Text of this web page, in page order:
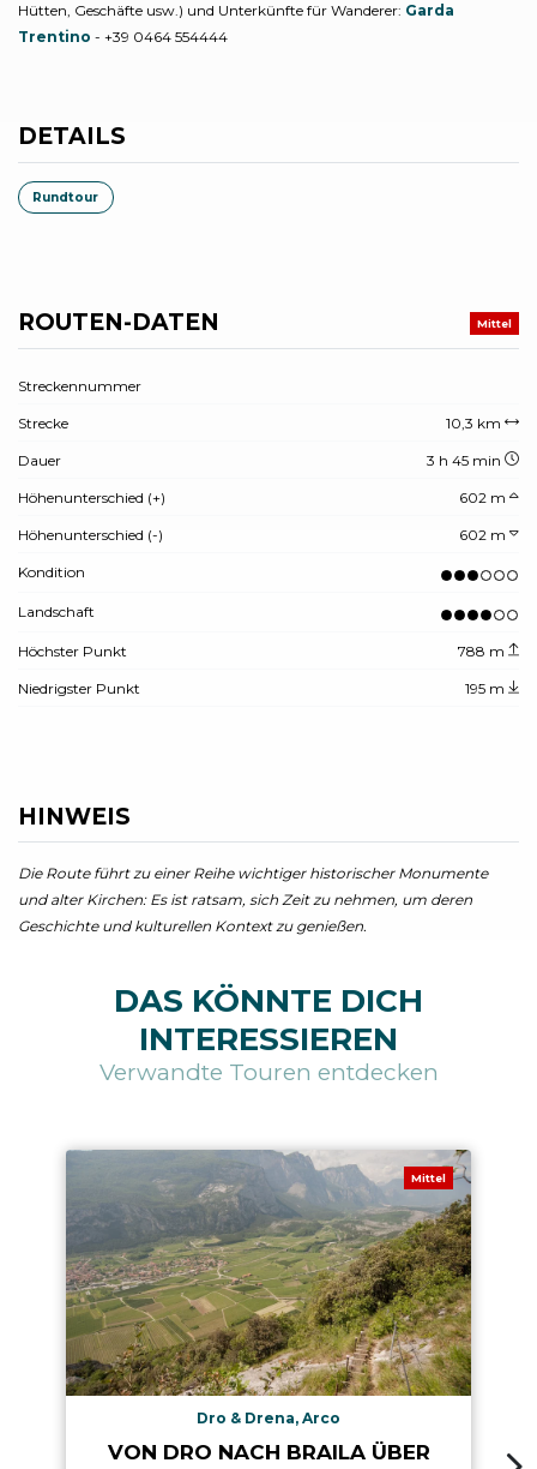
Hütten, Geschäfte usw.) und Unterkünfte für Wanderer: Garda
Trentino - +39 0464 554444
DETAILS
Rundtour
ROUTEN-DATEN Mittel
Streckennummer
Strecke 10,3 km
Dauer 3 h 45 min
Höhenunterschied (+) 602 m
Höhenunterschied (-) 602 m
Kondition
Landschaft
Höchster Punkt 788 m
Niedrigster Punkt 195 m
HINWEIS
Die Route führt zu einer Reihe wichtiger historischer Monumente
und alter Kirchen: Es ist ratsam, sich Zeit zu nehmen, um deren
Geschichte und kulturellen Kontext zu genießen.
DAS KÖNNTE DICH
INTERESSIEREN
Verwandte Touren entdecken
Mittel
Dro & Drena, Arco
VON DRO NACH BRAILA ÜBER